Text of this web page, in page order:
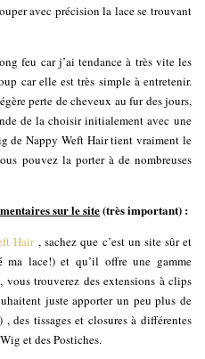
avec précision la lace se trouvant
feu car j’ai tendance à très vite les
car elle est très simple à entretenir.
perte de cheveux au fur des jours,
de la choisir initialement avec une
de Nappy Weft Hair tient vraiment le
pouvez la porter à de nombreuses
sur le site(très important) :
Hair, sachez que c’est un site sûr et
ma lace!) et qu’il offre une gamme
vous trouverez des extensions à clips
juste apporter un peu plus de
des tissages et closures à différentes
et des Postiches.